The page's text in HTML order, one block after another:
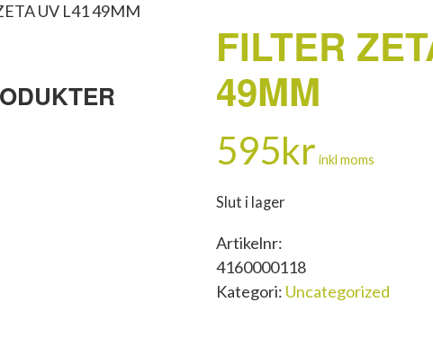
UV L41 49MM
FILTER
49MM
595kr inkl moms
Slut i lager
Artikelnr:
4160000118
Kategori: Uncategorized